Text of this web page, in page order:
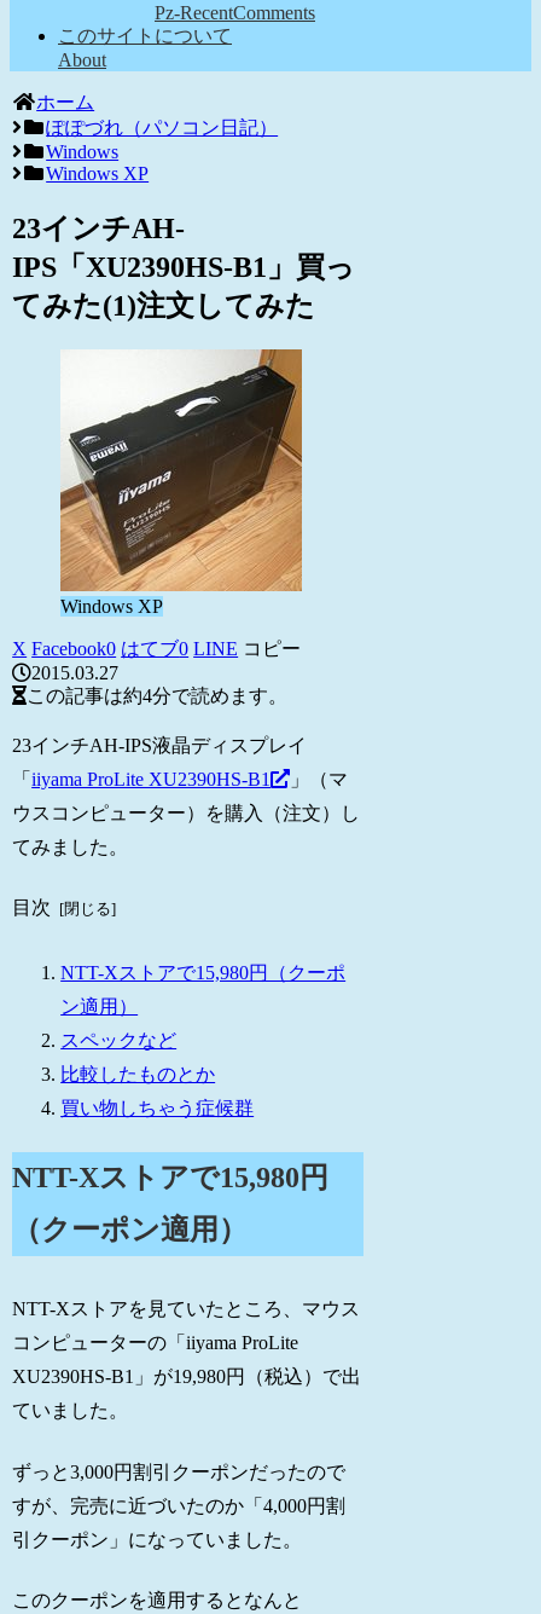
Pz-RecentComments
このサイトについて
About
ホーム
ぽぽづれ（パソコン日記）
Windows
Windows XP
23インチAH-
IPS「XU2390HS-B1」買っ
てみた(1)注文してみた
Windows XP
X Facebook0 はてブ0 LINE コピー
2015.03.27
この記事は約4分で読めます。
23インチAH-IPS液晶ディスプレイ
「iiyama ProLite XU2390HS-B1
」（マ
ウスコンピューター）を購入（注文）し
てみました。
目次
NTT-Xストアで15,980円（クーポ
ン適用）
スペックなど
比較したものとか
買い物しちゃう症候群
NTT-Xストアで15,980円
（クーポン適用）
NTT-Xストアを見ていたところ、マウス
コンピューターの「iiyama ProLite
XU2390HS-B1」が19,980円（税込）で出
ていました。
ずっと3,000円割引クーポンだったので
すが、完売に近づいたのか「4,000円割
引クーポン」になっていました。
このクーポンを適用するとなんと